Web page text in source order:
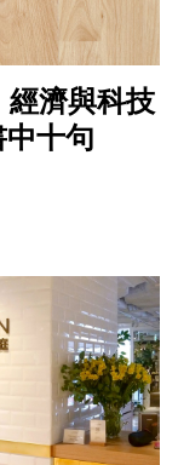
經濟與科技
十句